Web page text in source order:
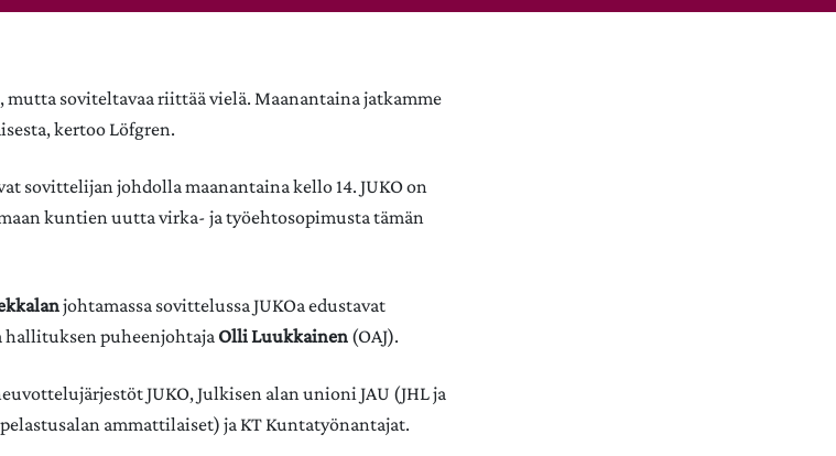
mutta soviteltavaa riittää vielä. Maanantaina jatkamme
kertoo Löfgren.
sovittelijan johdolla maanantaina kello 14. JUKO on
kuntien uutta virka- ja työehtosopimusta tämän
johtamassa sovittelussa JUKOa edustavat
puheenjohtaja Olli Luukkainen (OAJ).
JUKO, Julkisen alan unioni JAU (JHL ja
pelastusalan ammattilaiset) ja KT Kuntatyönantajat.